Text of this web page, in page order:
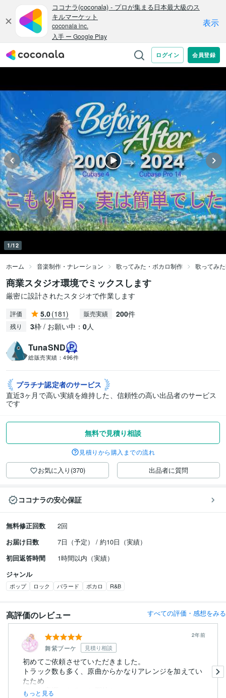
1/12
ホーム 音楽制作・ナレーション 歌ってみた・ボカロ制作 歌ってみ
商業スタジオ環境でミックスします
厳密に設計されたスタジオで作業します
評価 5.0(181) 販売実績 200件
残り 3枠 / お願い中： 0人
TunaSND
総販売実績： 496件
プラチナ認定者のサービス
直近3ヶ月で高い実績を維持した、信頼性の高い出品者のサービス
です
無料で見積り相談
見積りから購入までの流れ
お気に入り(370) 出品者に質問
ココナラの安心保証
無料修正回数
2回
お届け日数
7日（予定） / 約10日（実績）
初回返答時間
1時間以内（実績）
ジャンル
ポップ ロック バラード ボカロ R&B
高評価のレビュー すべての評価・感想をみる
舞紫ブーケ 見積り相談
2年前
初めてご依頼させていただきました。
トラック数も多く、原曲からかなりアレンジを加えてい
たため
どんな音源になるのか期待と...
もっと見る